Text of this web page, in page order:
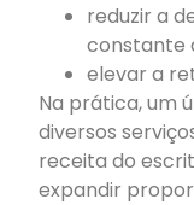
reduzir a
constante
elevar a
Na prática, um
diversos
receita do
expandir